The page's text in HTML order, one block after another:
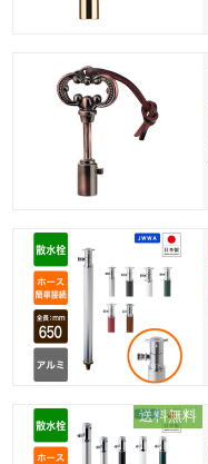
送料無料